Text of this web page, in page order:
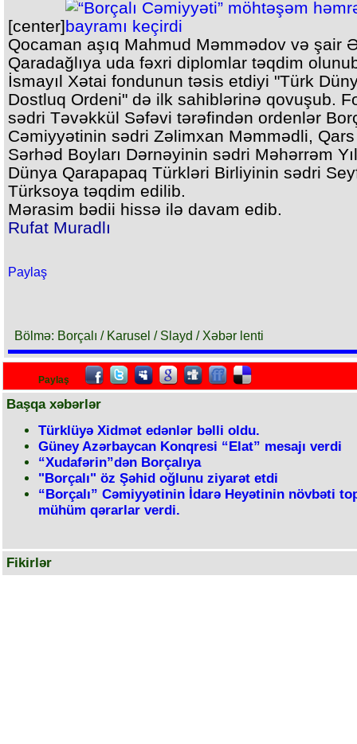
[center]
Qocaman aşıq Mahmud Məmmədov və şair
Qaradağlıya uda fəxri diplomlar təqdim
İsmayıl Xətai fondunun təsis etdiyi "Türk
Dostluq Ordeni" də ilk sahiblərinə qovuşub.
sədri Təvəkkül Səfəvi tərəfindən ordenlər
Cəmiyyətinin sədri Zəlimxan Məmmədli, Qars
Sərhəd Boyları Dərnəyinin sədri Məhərrəm
Dünya Qarapapaq Türkləri Birliyinin sədri
Türksoya təqdim edilib.
Mərasim bədii hissə ilə davam edib.
Rufat Muradlı
Paylaş
Bölmə: Borçalı / Karusel / Slayd / Xəbər lenti
Paylaş
Başqa xəbərlər
Türklüyə Xidmət edənlər bəlli oldu.
Güney Azərbaycan Konqresi “Elat” mesajı verdi
“Xudafərin”dən Borçalıya
"Borçalı" öz Şəhid oğlunu ziyarət etdi
“Borçalı” Cəmiyyətinin İdarə Heyətinin növbəti
mühüm qərarlar verdi.
Fikirlər